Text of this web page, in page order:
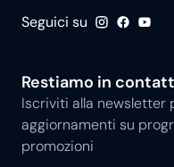
Seguici su
Restiamo in
Iscriviti alla newsletter
aggiornamenti su
promozioni